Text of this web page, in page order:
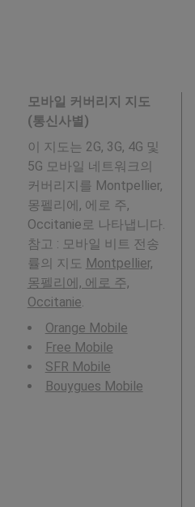
모바일 커버리지 지도
(통신사별)
이 지도는 2G, 3G, 4G 및
5G 모바일 네트워크의
커버리지를 Montpellier,
몽펠리에, 에로 주,
Occitanie로 나타냅니다.
참고 : 모바일 비트 전송
률의 지도
Montpellier,
몽펠리에, 에로 주,
Occitanie
Orange Mobile
Free Mobile
SFR Mobile
Bouygues Mobile